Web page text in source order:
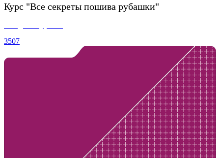
Курс "Все секреты пошива рубашки"
3507